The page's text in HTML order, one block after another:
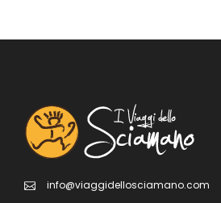
info@viaggidellosciamano.com